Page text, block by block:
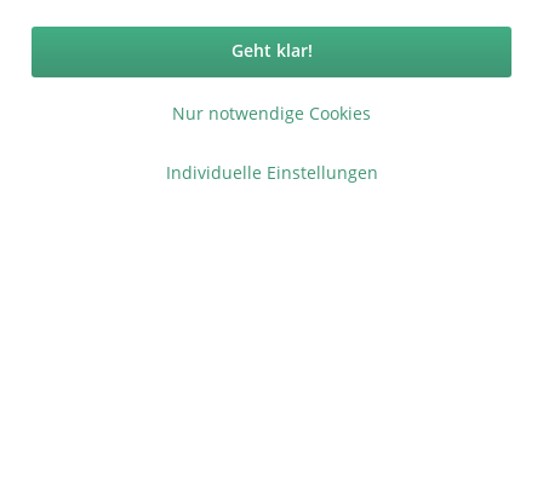
* bei Paketversand. Alle Preise inkl. gesetzl. Mehrwertsteuer zzgl.
Versandkosten
Sicher zahlen in unserem Onlineshop
Nur notwendige Cookies
Geht klar!
Individuelle Einstellungen